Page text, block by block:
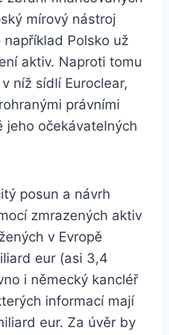
mírový nástroj
například Polsko už
aktiv. Naproti tomu
níž sídlí Euroclear,
právními
jeho očekávatelných
posun a návrh
zmrazených aktiv
v Evropě
eur (asi 3,4
i německý kancléř
informací mají
eur. Za úvěr by